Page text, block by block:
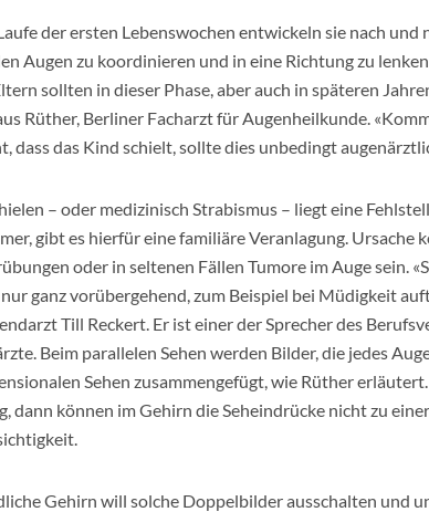
der ersten Lebenswochen entwickeln sie nach und
Augen zu koordinieren und in eine Richtung zu
sollten in dieser Phase, aber auch in späteren
Rüther, Berliner Facharzt für Augenheilkunde.
dass das Kind schielt, sollte dies unbedingt
– oder medizinisch Strabismus – liegt eine
gibt es hierfür eine familiäre Veranlagung. Ursache
oder in seltenen Fällen Tumore im Auge sein.
ganz vorübergehend, zum Beispiel bei Müdigkeit
Till Reckert. Er ist einer der Sprecher des
Beim parallelen Sehen werden Bilder, die jedes
Sehen zusammengefügt, wie Rüther
dann können im Gehirn die Seheindrücke nicht zu
Gehirn will solche Doppelbilder ausschalten und